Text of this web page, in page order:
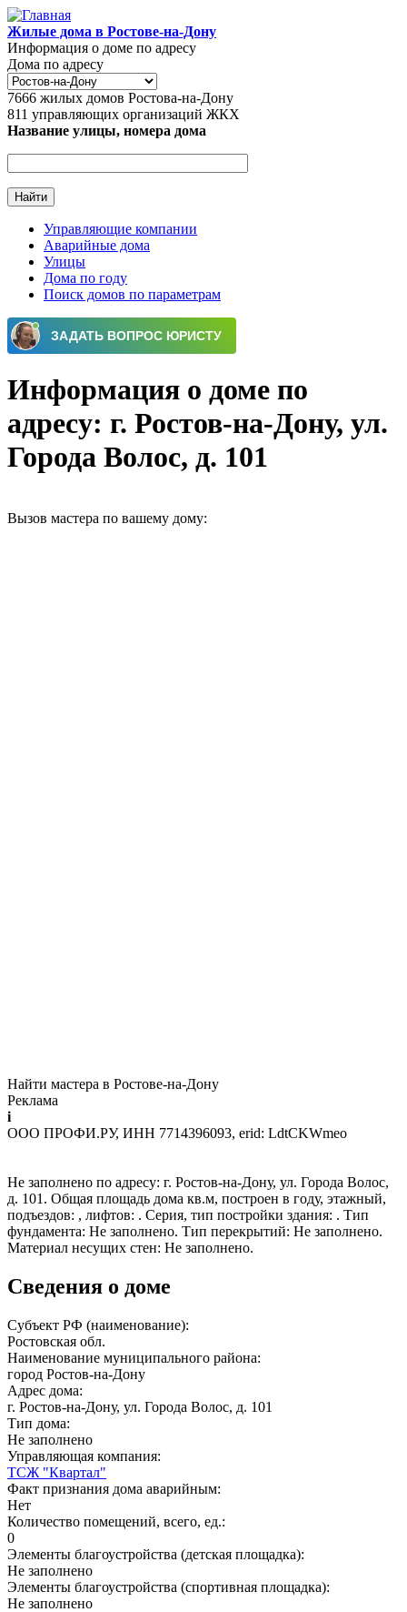
Перейти к основному содержанию
Жилые дома в Ростове-на-Дону
Информация о доме по адресу
Дома по адресу
7666 жилых домов Ростова-на-Дону
811 управляющих организаций ЖКХ
Название улицы, номера дома
Главное меню
Управляющие компании
Аварийные дома
Улицы
Дома по году
Поиск домов по параметрам
Информация о доме по
адресу: г. Ростов-на-Дону, ул.
Города Волос, д. 101
Вызов мастера по вашему дому:
Найти мастера в Ростове-на-Дону
Реклама
i
ООО ПРОФИ.РУ, ИНН 7714396093, erid: LdtCKWmeo
Не заполнено по адресу: г. Ростов-на-Дону, ул. Города Волос,
д. 101. Общая площадь дома кв.м, построен в году, этажный,
подъездов: , лифтов: . Серия, тип постройки здания: . Тип
фундамента: Не заполнено. Тип перекрытий: Не заполнено.
Материал несущих стен: Не заполнено.
Сведения о доме
Субъект РФ (наименование):
Ростовская обл.
Наименование муниципального района:
город Ростов-на-Дону
Адрес дома:
г. Ростов-на-Дону, ул. Города Волос, д. 101
Тип дома:
Не заполнено
Управляющая компания:
ТСЖ "Квартал"
Факт признания дома аварийным:
Нет
Количество помещений, всего, ед.:
0
Элементы благоустройства (детская площадка):
Не заполнено
Элементы благоустройства (спортивная площадка):
Не заполнено